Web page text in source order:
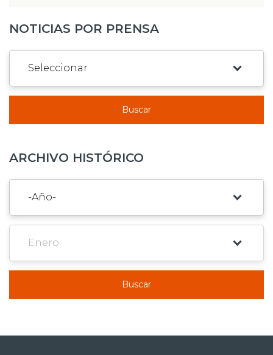
NOTICIAS POR PRENSA
Buscar
ARCHIVO HISTÓRICO
Buscar